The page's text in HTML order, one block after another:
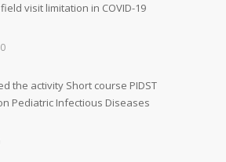
visit limitation in COVID-19
the activity Short course PIDST
Pediatric Infectious Diseases